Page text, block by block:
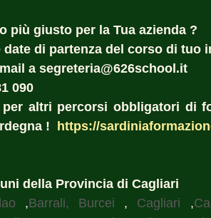
più giusto per la Tua azienda ?
di partenza del corso di tuo
a segreteria@626school.it
090
altri percorsi obbligatori di
!
https://
della Provincia di Cagliari
,Barrali, Burcei , Cagliari ,